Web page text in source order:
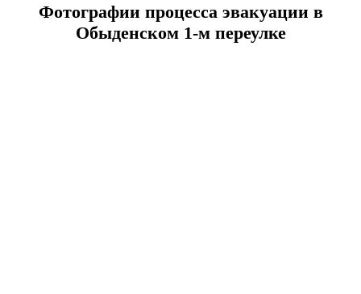
Фотографии процесса эвакуации в
Обыденском 1-м переулке